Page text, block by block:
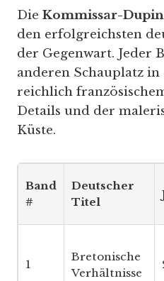
Die Kommissar-
den erfolgreichsten
der Gegenwart. Jeder
anderen Schauplatz
reichlich
Details und der
Küste.
Band
#
Deutscher
Titel
1
Bretonische
Verhältnisse